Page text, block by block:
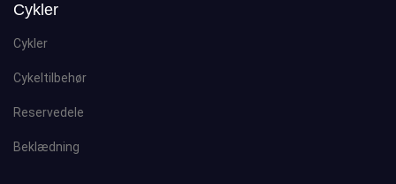
Cykler
Cykler
Cykeltilbehør
Reservedele
Beklædning